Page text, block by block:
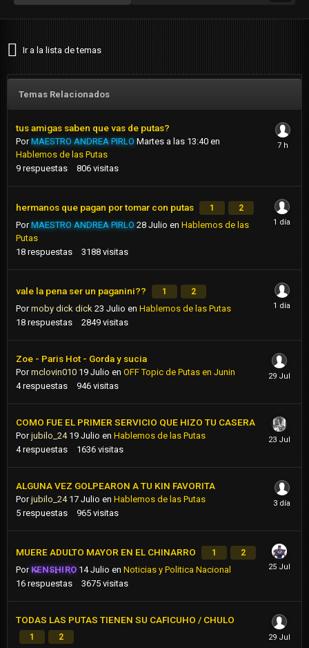
Ir a la lista de temas
Temas Relacionados
tus amigas saben que vas de putas?
PorMAESTRO ANDREA PIRLO Martes a las 13:40 en
Hablemos de las Putas
9 respuestas 806 visitas
hermanos que pagan por tomar con putas 1 2
PorMAESTRO ANDREA PIRLO 28 Julio en Hablemos de las
Putas
18 respuestas 3188 visitas
vale la pena ser un paganini?? 1 2
Pormoby dick dick 23 Julio en Hablemos de las Putas
18 respuestas 2849 visitas
Zoe - Paris Hot - Gorda y sucia
Pormclovin010 19 Julio en OFF Topic de Putas en Junin
4 respuestas 946 visitas
COMO FUE EL PRIMER SERVICIO QUE HIZO TU CASERA
Porjubilo_24 19 Julio en Hablemos de las Putas
4 respuestas 1636 visitas
ALGUNA VEZ GOLPEARON A TU KIN FAVORITA
Porjubilo_24 17 Julio en Hablemos de las Putas
5 respuestas 965 visitas
MUERE ADULTO MAYOR EN EL CHINARRO 1 2
Por KENSHIRO 14 Julio enNoticias y Politica Nacional
16 respuestas 3675 visitas
TODAS LAS PUTAS TIENEN SU CAFICUHO / CHULO
1 2